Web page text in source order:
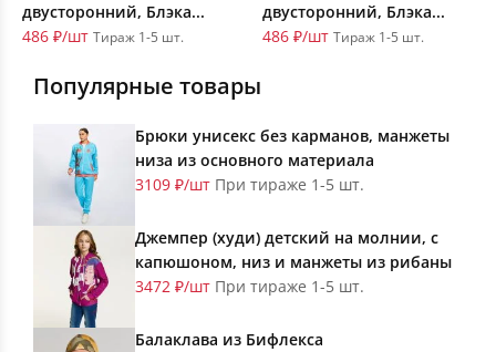
двусторонний, Блэка...
486 ₽/шт Тираж 1-5 шт.
двусторонний, Блэка...
486 ₽/шт Тираж 1-5 шт.
Популярные товары
Брюки унисекс без карманов, манжеты
низа из основного материала
3109 ₽/шт При тираже 1-5 шт.
Джемпер (худи) детский на молнии, с
капюшоном, низ и манжеты из рибаны
3472 ₽/шт При тираже 1-5 шт.
Балаклава из Бифлекса